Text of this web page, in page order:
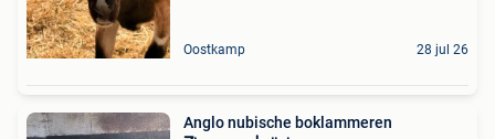
Oostkamp 28 jul 26
Anglo nubische boklammeren